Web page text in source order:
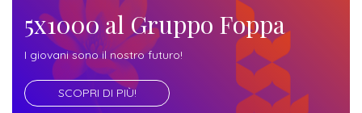
Collaborazioni
Partners
Master
Executive
ATTIVITÀ
DIDATTICA
Consulta
Studentesca
SERVIZI
AL
LAVORO
dell'orientamento
5x1000 al Gruppo Foppa
I giovani sono il nostro futuro!
SCOPRI DI PIÙ!